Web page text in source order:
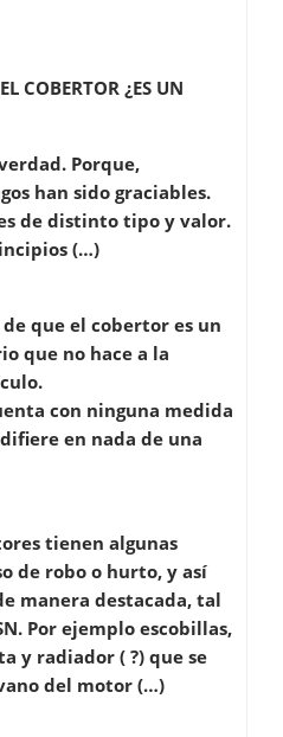
COBERTOR ¿ES UN
Porque,
han sido graciables.
de distinto tipo y valor.
(…)
que el cobertor es un
que no hace a la
con ninguna medida
en nada de una
tienen algunas
de robo o hurto, y así
manera destacada, tal
Por ejemplo escobillas,
y radiador ( ?) que se
del motor (…)